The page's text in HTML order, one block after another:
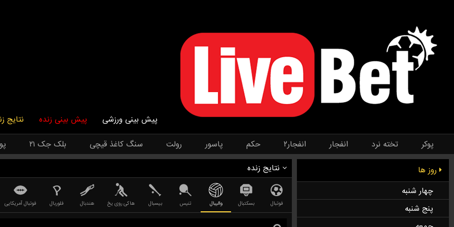
پیش بینی ورزشی پیش بینی زنده نتایج
پوکر تخته نرد انفجار انفجار۲ حکم پاسور رولت سنگ کاغذ قیچی بلک جک ۲۱
روز ها
چهار شنبه
پنج شنبه
نتایج زنده
فوتبال بسکتبال والیبال تنیس بیسبال هاکی روی یخ هندبال فلوربال فوتبال آمریکایی